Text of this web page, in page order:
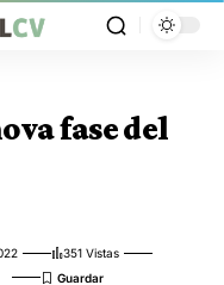
fase del
351 Vistas